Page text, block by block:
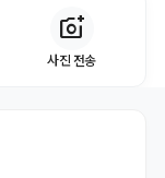
add_a_photo
사진 전송